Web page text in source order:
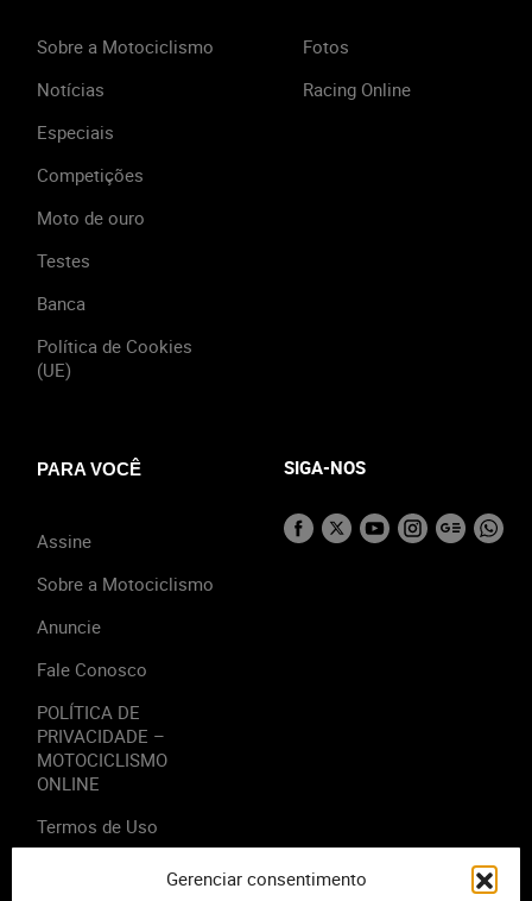
Gerenciar consentimento
Sobre a Motociclismo
Notícias
Especiais
Competições
Moto de ouro
Testes
Banca
Política de Cookies
(UE)
Fotos
Racing Online
PARA VOCÊ
Assine
Sobre a Motociclismo
Anuncie
Fale Conosco
POLÍTICA DE
PRIVACIDADE –
MOTOCICLISMO
ONLINE
Termos de Uso
SIGA-NOS